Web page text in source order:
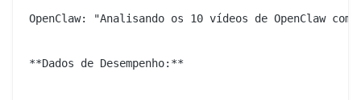
OpenClaw: "Analisando os 10 vídeos de OpenClaw com
**Dados de Desempenho:**